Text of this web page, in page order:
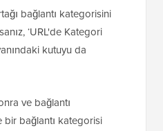
bağlantı kategorisini
‘URL'de Kategori
kutuyu da
ve bağlantı
bir bağlantı kategorisi